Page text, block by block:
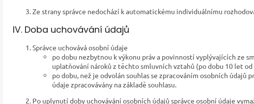
Ze strany správce nedochází k automatickému individuálnímu
IV. Doba uchovávání údajů
Správce uchovává osobní údaje
po dobu nezbytnou k výkonu práv a povinností vyplývajících ze
uplatňování nároků z těchto smluvních vztahů (po dobu 10 let
po dobu, než je odvolán souhlas se zpracováním osobních
údaje zpracovávány na základě souhlasu.
Po uplynutí doby uchovávání osobních údajů správce osobní údaje